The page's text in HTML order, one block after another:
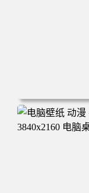
电脑壁纸 完美世
高清壁纸 壁纸下